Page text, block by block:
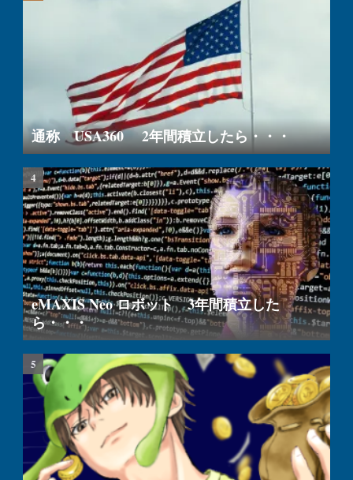
通称 USA360 2年間積立したら・・・
eMAXIS Neo ロボット 3年間積立した
ら・・・